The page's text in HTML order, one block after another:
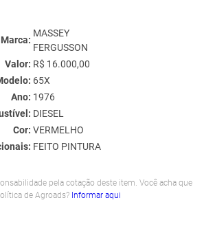
Marca:
MASSEY
FERGUSSON
Valor: R$ 16.000,00
65X
Ano: 1976
DIESEL
Cor: VERMELHO
FEITO PINTURA
pela cotação deste item. Você acha que
de Agroads? Informar aqui